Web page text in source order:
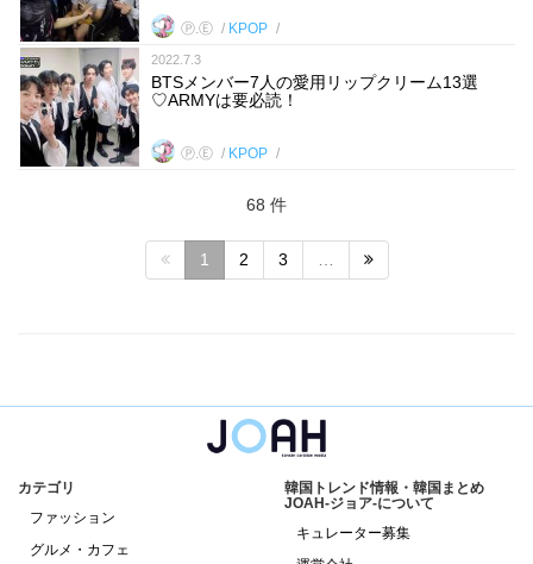
Ⓟ.Ⓔ KPOP
2022.7.3
BTSメンバー7人の愛用リップクリーム13選
♡ARMYは要必読！
Ⓟ.Ⓔ KPOP
68 件
1 2 3
カテゴリ
ファッション
グルメ・カフェ
韓国トレンド情報・韓国まとめ
JOAH-ジョア-について
キュレーター募集